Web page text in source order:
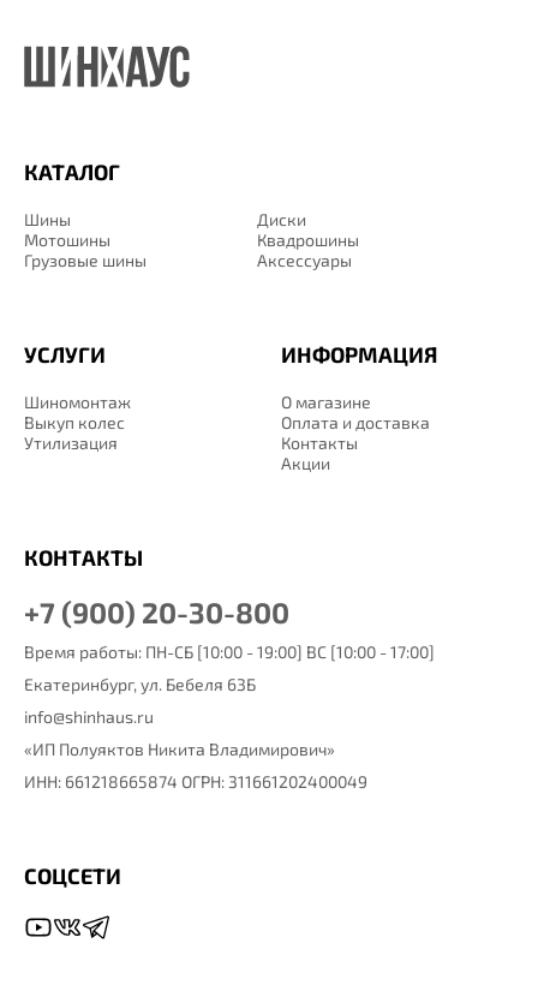
КАТАЛОГ
Шины
Диски
Мотошины
Квадрошины
Грузовые шины
Аксессуары
ИНФОРМАЦИЯ
О магазине
Оплата и доставка
Контакты
Акции
УСЛУГИ
Шиномонтаж
Выкуп колес
Утилизация
КОНТАКТЫ
+7 (900) 20-30-800
Время работы: ПН-СБ [10:00 - 19:00] ВС [10:00 - 17:00]
Екатеринбург, ул. Бебеля 63Б
info@shinhaus.ru
«ИП Полуяктов Никита Владимирович»
ИНН: 661218665874 ОГРН: 311661202400049
СОЦСЕТИ